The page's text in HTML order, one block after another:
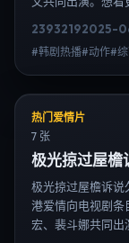
息，延伸检索日韩
23932192025-
#韩剧热播#动作#
热门爱情片
7 张
极光掠过屋檐
极光掠过屋檐诉
港爱情向电视剧条
宏、裴斗娜共同出